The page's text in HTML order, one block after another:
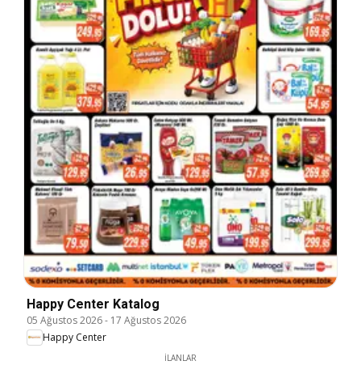
Happy Center Katalog
05 Ağustos 2026- 17 Ağustos 2026
Happy Center
İLANLAR